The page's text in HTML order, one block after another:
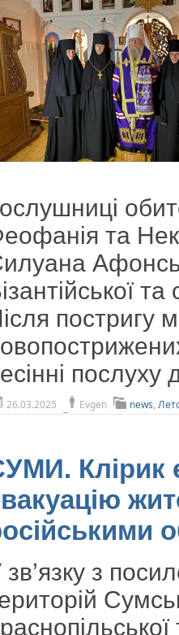
та
постригу
26.03.2025 Evgen news,
Клірик
зв’язку з